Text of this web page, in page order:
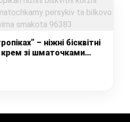
– ніжні бісквітні
зі шматочками
маковий корж –